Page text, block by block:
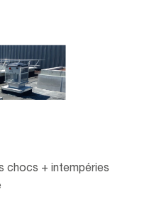
chocs + intempéries